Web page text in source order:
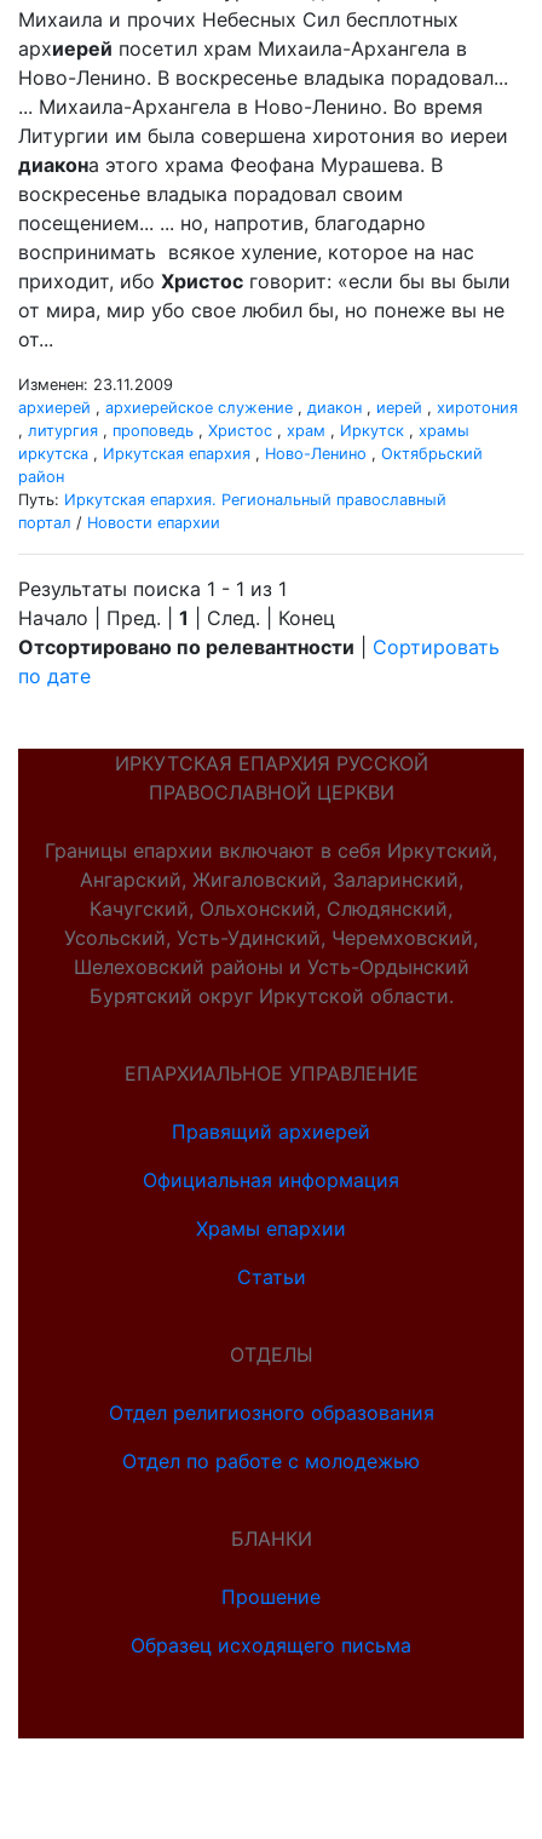
Михаила и прочих Небесных Сил бесплотных
архиерей посетил храм Михаила-Архангела в
Ново-Ленино. В воскресенье владыка порадовал...
... Михаила-Архангела в Ново-Ленино. Во время
Литургии им была совершена хиротония во иереи
диакона этого храма Феофана Мурашева. В
воскресенье владыка порадовал своим
посещением... ... но, напротив, благодарно
воспринимать всякое хуление, которое на нас
приходит, ибо Христос говорит: «если бы вы были
от мира, мир убо свое любил бы, но понеже вы не
от...
Изменен: 23.11.2009
архиерей , архиерейское служение , диакон , иерей , хиротония
, литургия , проповедь , Христос , храм , Иркутск , храмы
иркутска , Иркутская епархия , Ново-Ленино , Октябрьский
район
Путь: Иркутская епархия. Региональный православный
портал / Новости епархии
Результаты поиска 1 - 1 из 1
Начало | Пред. | 1 | След. | Конец
Отсортировано по релевантности
Сортировать
по дате
ИРКУТСКАЯ ЕПАРХИЯ РУССКОЙ
ПРАВОСЛАВНОЙ ЦЕРКВИ
Границы епархии включают в себя Иркутский,
Ангарский, Жигаловский, Заларинский,
Качугский, Ольхонский, Слюдянский,
Усольский, Усть-Удинский, Черемховский,
Шелеховский районы и Усть-Ордынский
Бурятский округ Иркутской области.
ЕПАРХИАЛЬНОЕ УПРАВЛЕНИЕ
Правящий архиерей
Официальная информация
Храмы епархии
Статьи
ОТДЕЛЫ
Отдел религиозного образования
Отдел по работе с молодежью
БЛАНКИ
Прошение
Образец исходящего письма